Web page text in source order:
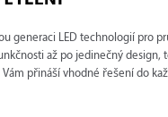
generaci LED technologií pro
až po jedinečný design,
přináší vhodné řešení do